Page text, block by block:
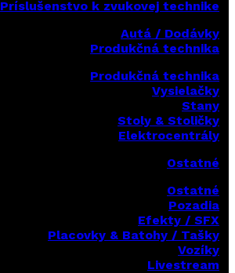
Príslušenstvo k zvukovej technike
Autá / Dodávky
Produkčná technika
Produkčná technika
Vysielačky
Stany
Stoly & Stoličky
Elektrocentrály
Ostatné
Ostatné
Pozadia
Efekty / SFX
Placovky & Batohy / Tašky
Vozíky
Livestream